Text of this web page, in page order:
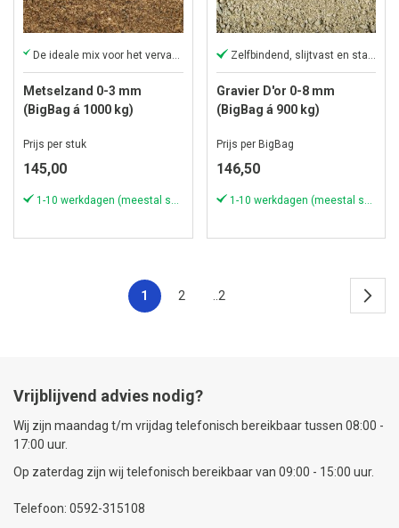
De ideale mix voor het vervaardigen van metselspecie
Metselzand 0-3 mm
(BigBag á 1000 kg)
Prijs per stuk
145,00
Zelfbindend, slijtvast en stabiel
Gravier D'or 0-8 mm
(BigBag á 900 kg)
Prijs per BigBag
146,50
1 2 ..2
Vrijblijvend advies nodig?
Wij zijn maandag t/m vrijdag telefonisch bereikbaar tussen 08:00 -
17:00 uur.
Op zaterdag zijn wij telefonisch bereikbaar van 09:00 - 15:00 uur.
Telefoon: 0592-315108